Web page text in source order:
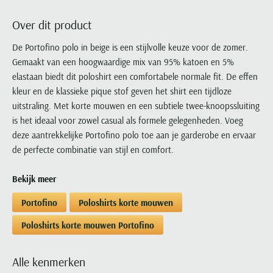
Profuomo
R2
Seidensticker
State of Art
Tommy Hilfiger
Vanguard
Xacus
Populaire kleuren
Wit overhemd heren
Zwart overhemd heren
Blauw overhemd heren
Polo Ralph Lauren
Portofino
Profuomo
State of Art
Superdry
Tommy Hilfiger
Vanguard
Grote maten
Grote maten poloshirts
Grote maten herenmode
Witte polo heren
PME Legend
Portofino
Profuomo
State of Art
Superdry
Thomas Maine
Tommy Hilfiger
William Lockie
Populaire materialen
Katoenen trui
Merino wol trui
PME Legend
Polo Ralph Lauren
Portofino
Replay
Tommy Hilfiger
Tramarossa
Vanguard
Deals
2e broek voor de helft
Populaire merk lijnen
Meyer Diego
Polo Ralph Lauren
Portofino
Reset
State of Art
Superdry
Tenson
Tommy Hilfiger
UBR
Vanguard
Wellington of Billmore
Grote maten
Grote maten winterjassen
Bodywarmers
Olymp
Paul & Shark
Polo Ralph Lauren
PME Legend
Profuomo
R2
State of Art
Tenson
Tommy Hilfiger
Tramarossa
Alle merken sale
Ledub
Lyle & Scott
Mac
Maerz
Magnanni
Mason's
Mc Alson
New Zealand
North 84
Over dit product
De Portofino polo in beige is een stijlvolle keuze voor de zomer.
Gemaakt van een hoogwaardige mix van 95% katoen en 5%
elastaan biedt dit poloshirt een comfortabele normale fit. De effen
kleur en de klassieke pique stof geven het shirt een tijdloze
uitstraling. Met korte mouwen en een subtiele twee-knoopssluiting
is het ideaal voor zowel casual als formele gelegenheden. Voeg
deze aantrekkelijke Portofino polo toe aan je garderobe en ervaar
de perfecte combinatie van stijl en comfort.
Bekijk meer
Portofino
Poloshirts korte mouwen
Poloshirts korte mouwen Portofino
Alle kenmerken